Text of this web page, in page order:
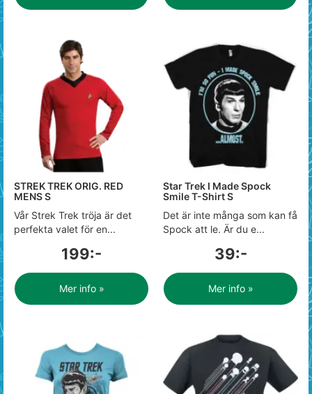
STREK TREK ORIG. RED
MENS S
Vår Strek Trek tröja är det
perfekta valet för en...
199:-
Mer info »
Star Trek I Made Spock
Smile T-Shirt S
Det är inte många som kan få
Spock att le. Är du e...
39:-
Mer info »